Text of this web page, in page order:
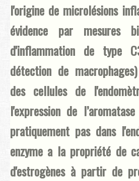
l'origine de microlésions
évidence par mesures
d'inflammation de type
détection de
des cellules de
l'expression de
pratiquement pas dans
enzyme a la propriété de
d'estrogènes à partir de